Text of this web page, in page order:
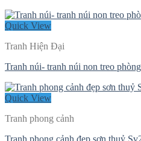
Quick View
Tranh Hiện Đại
Tranh núi- tranh núi non treo
Quick View
Tranh phong cảnh
Tranh phong cảnh đẹp sơn thuỷ